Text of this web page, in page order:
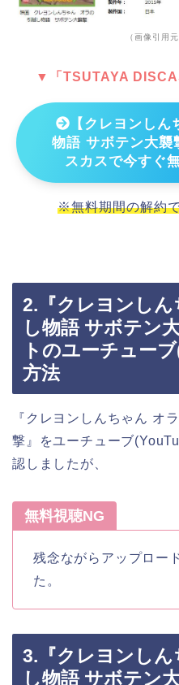
（画像引用
▼「TSUTAYA
【クレヨンしん
物語 サボテン大襲
スカスで今すぐ
※無料期間の解約
2.『クレヨンし
し物語 サボテン
トのユーチュー
方法
『クレヨンしんちゃん オ
撃』をユーチューブ
認しましたが、
無料視聴NG
残念ながらアップロー
た。
3.『クレヨンし
し物語 サボテン